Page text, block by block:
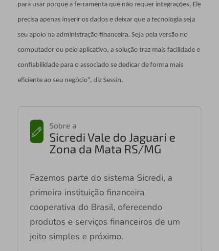
para usar porque a ferramenta que não requer integrações. Ele
precisa apenas inserir os dados e deixar que a tecnologia seja
seu apoio na administração financeira. Seja pela versão no
computador ou pelo aplicativo, a solução traz mais facilidade e
confiabilidade para o associado se dedicar de forma mais
eficiente ao seu negócio”, diz Sessin.
Sobre a
Sicredi Vale do Jaguari e
Zona da Mata RS/MG
Fazemos parte do sistema Sicredi, a
primeira instituição financeira
cooperativa do Brasil, oferecendo
produtos e serviços financeiros de um
jeito simples e próximo.